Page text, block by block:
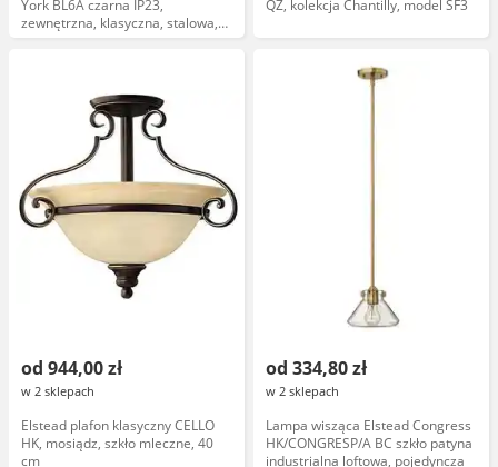
York BL6A czarna IP23,
zewnętrzna, klasyczna, stalowa,
nowoczesny design
QZ, kolekcja Chantilly, model SF3
od 944,00 zł
w 2 sklepach
Elstead plafon klasyczny CELLO
HK, mosiądz, szkło mleczne, 40
cm
od 334,80 zł
w 2 sklepach
Lampa wisząca Elstead Congress
HK/CONGRESP/A BC szkło patyna
industrialna loftowa, pojedyncza